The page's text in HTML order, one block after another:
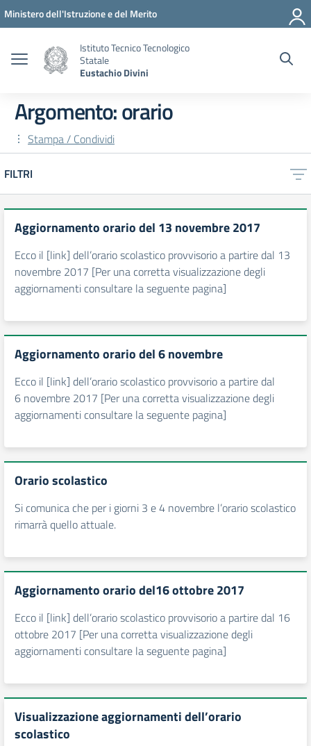
Vai ai contenuti
Vai al menu di navigazione
Vai al footer
Ministero dell'Istruzione e del Merito
Istituto Tecnico Tecnologico
Statale
Eustachio Divini
Argomento: orario
Stampa / Condividi
FILTRI
Aggiornamento orario del 13 novembre 2017
Ecco il [link] dell’orario scolastico provvisorio a partire dal 13
novembre 2017 [Per una corretta visualizzazione degli
aggiornamenti consultare la seguente pagina]
Aggiornamento orario del 6 novembre
Ecco il [link] dell’orario scolastico provvisorio a partire dal
6 novembre 2017 [Per una corretta visualizzazione degli
aggiornamenti consultare la seguente pagina]
Orario scolastico
Si comunica che per i giorni 3 e 4 novembre l’orario scolastico
rimarrà quello attuale.
Aggiornamento orario del16 ottobre 2017
Ecco il [link] dell’orario scolastico provvisorio a partire dal 16
ottobre 2017 [Per una corretta visualizzazione degli
aggiornamenti consultare la seguente pagina]
Visualizzazione aggiornamenti dell’orario
scolastico